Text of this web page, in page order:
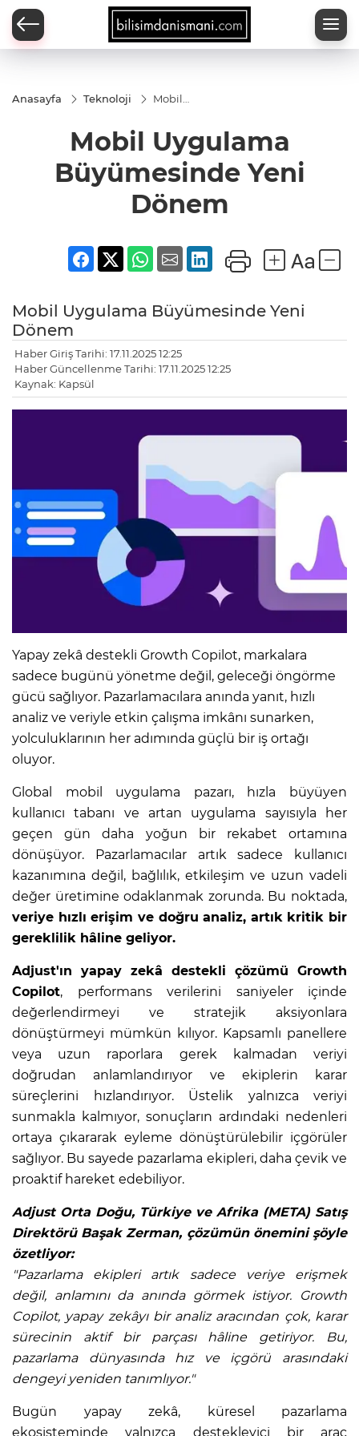
Anasayfa Teknoloji
Mobil
Yeni Dönem
Mobil Uygulama
Büyümesinde Yeni
Dönem
Mobil Uygulama Büyümesinde Yeni
Dönem
Haber Giriş Tarihi: 17.11.2025 12:25
Haber Güncellenme Tarihi: 17.11.2025 12:25
Kaynak: Kapsül
Yapay zekâ destekli Growth Copilot, markalara
sadece bugünü yönetme değil, geleceği öngörme
gücü sağlıyor. Pazarlamacılara anında yanıt, hızlı
analiz ve veriyle etkin çalışma imkânı sunarken,
yolculuklarının her adımında güçlü bir iş ortağı
oluyor.
Global mobil uygulama pazarı, hızla büyüyen
kullanıcı tabanı ve artan uygulama sayısıyla her
geçen gün daha yoğun bir rekabet ortamına
dönüşüyor. Pazarlamacılar artık sadece kullanıcı
kazanımına değil, bağlılık, etkileşim ve uzun vadeli
değer üretimine odaklanmak zorunda. Bu noktada,
veriye hızlı erişim ve doğru analiz, artık kritik bir
gereklilik hâline geliyor.
Adjust'ın yapay zekâ destekli çözümü Growth
Copilot, performans verilerini saniyeler içinde
değerlendirmeyi ve stratejik aksiyonlara
dönüştürmeyi mümkün kılıyor. Kapsamlı panellere
veya uzun raporlara gerek kalmadan veriyi
doğrudan anlamlandırıyor ve ekiplerin karar
süreçlerini hızlandırıyor. Üstelik yalnızca veriyi
sunmakla kalmıyor, sonuçların ardındaki nedenleri
ortaya çıkararak eyleme dönüştürülebilir içgörüler
sağlıyor. Bu sayede pazarlama ekipleri, daha çevik ve
proaktif hareket edebiliyor.
Adjust Orta Doğu, Türkiye ve Afrika (META) Satış
Direktörü Başak Zerman, çözümün önemini şöyle
özetliyor:
"Pazarlama ekipleri artık sadece veriye erişmek
değil, anlamını da anında görmek istiyor. Growth
Copilot, yapay zekâyı bir analiz aracından çok, karar
sürecinin aktif bir parçası hâline getiriyor.
Bu,
pazarlama dünyasında hız ve içgörü arasındaki
dengeyi yeniden tanımlıyor."
Bugün yapay zekâ, küresel pazarlama
ekosisteminde yalnızca destekleyici bir araç